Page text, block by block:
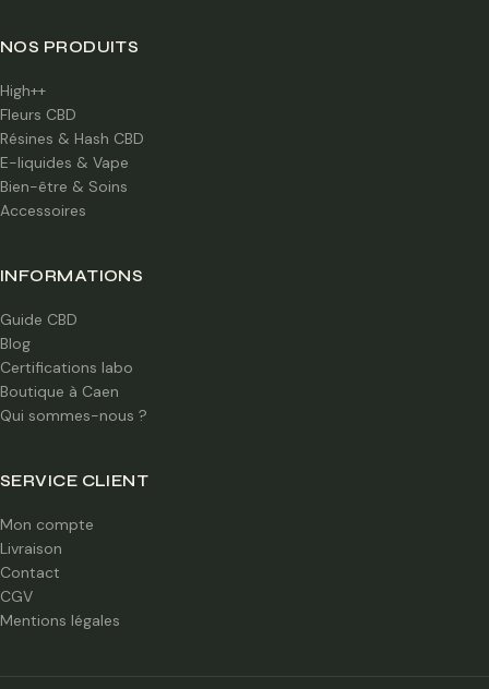
NOS PRODUITS
High++
Fleurs CBD
Résines & Hash CBD
E-liquides & Vape
Bien-être & Soins
Accessoires
INFORMATIONS
Guide CBD
Blog
Certifications labo
Boutique à Caen
Qui sommes-nous ?
SERVICE CLIENT
Mon compte
Livraison
Contact
CGV
Mentions légales